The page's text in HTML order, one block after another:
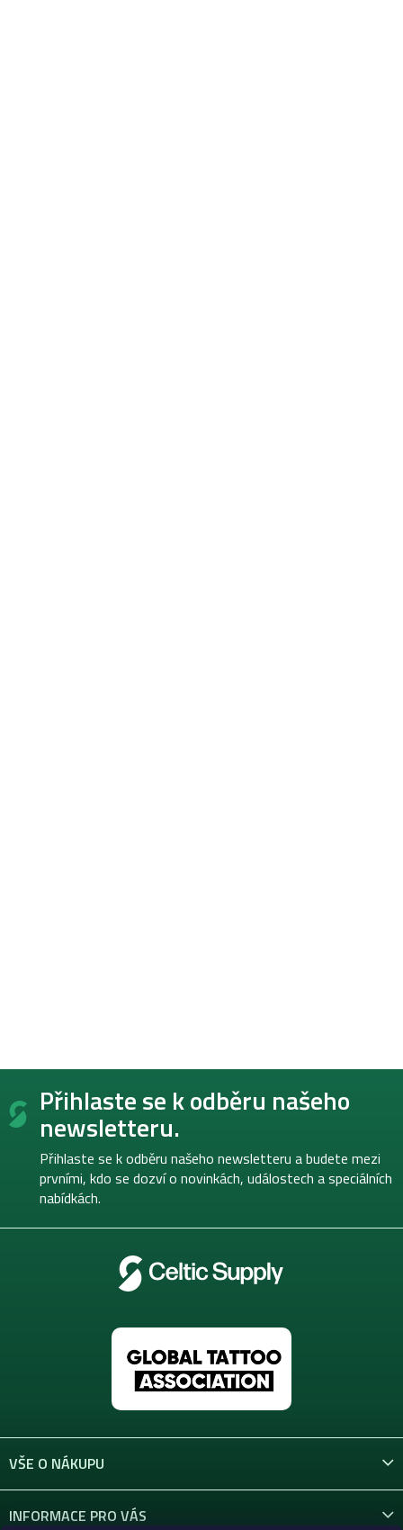
Z
Přihlaste se k odběru našeho
newsletteru.
Přihlaste se k odběru našeho newsletteru a budete mezi
prvními, kdo se dozví o novinkách, událostech a speciálních
nabídkách.
VŠE O NÁKUPU
INFORMACE PRO VÁS